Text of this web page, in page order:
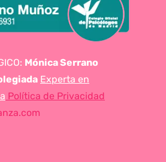
Mónica Serrano
Experta en
Política de Privacidad